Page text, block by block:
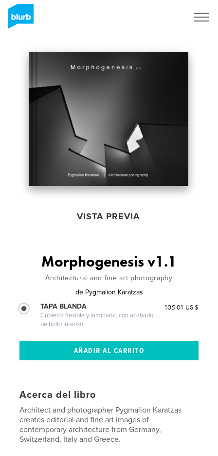
VISTA PREVIA
Morphogenesis v1.1
Architectural and fine art photography
de Pygmalion Karatzas
TAPA BLANDA
Cubierta flexible y laminada, con acabado
de brillo intenso.
105.01 US $
Acerca del libro
Architect and photographer Pygmalion Karatzas
creates editorial and fine art images of
contemporary architecture from Germany,
Switzerland, Italy and Greece.